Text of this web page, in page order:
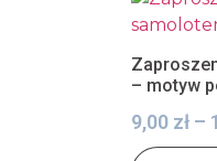
– motyw
9,00 zł –